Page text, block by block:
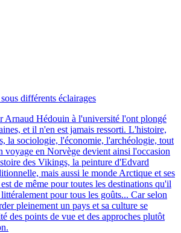
différents éclairages
Arnaud Hédouin à l'université l'ont plongé
et il n'en est jamais ressorti. L'histoire,
la sociologie, l'économie, l'archéologie, tout
voyage en Norvège devient ainsi l'occasion
des Vikings, la peinture d'Edvard
mais aussi le monde Arctique et ses
de même pour toutes les destinations qu'il
pour tous les goûts... Car selon
pleinement un pays et sa culture se
des points de vue et des approches plutôt